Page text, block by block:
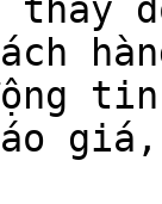
tin
giá,